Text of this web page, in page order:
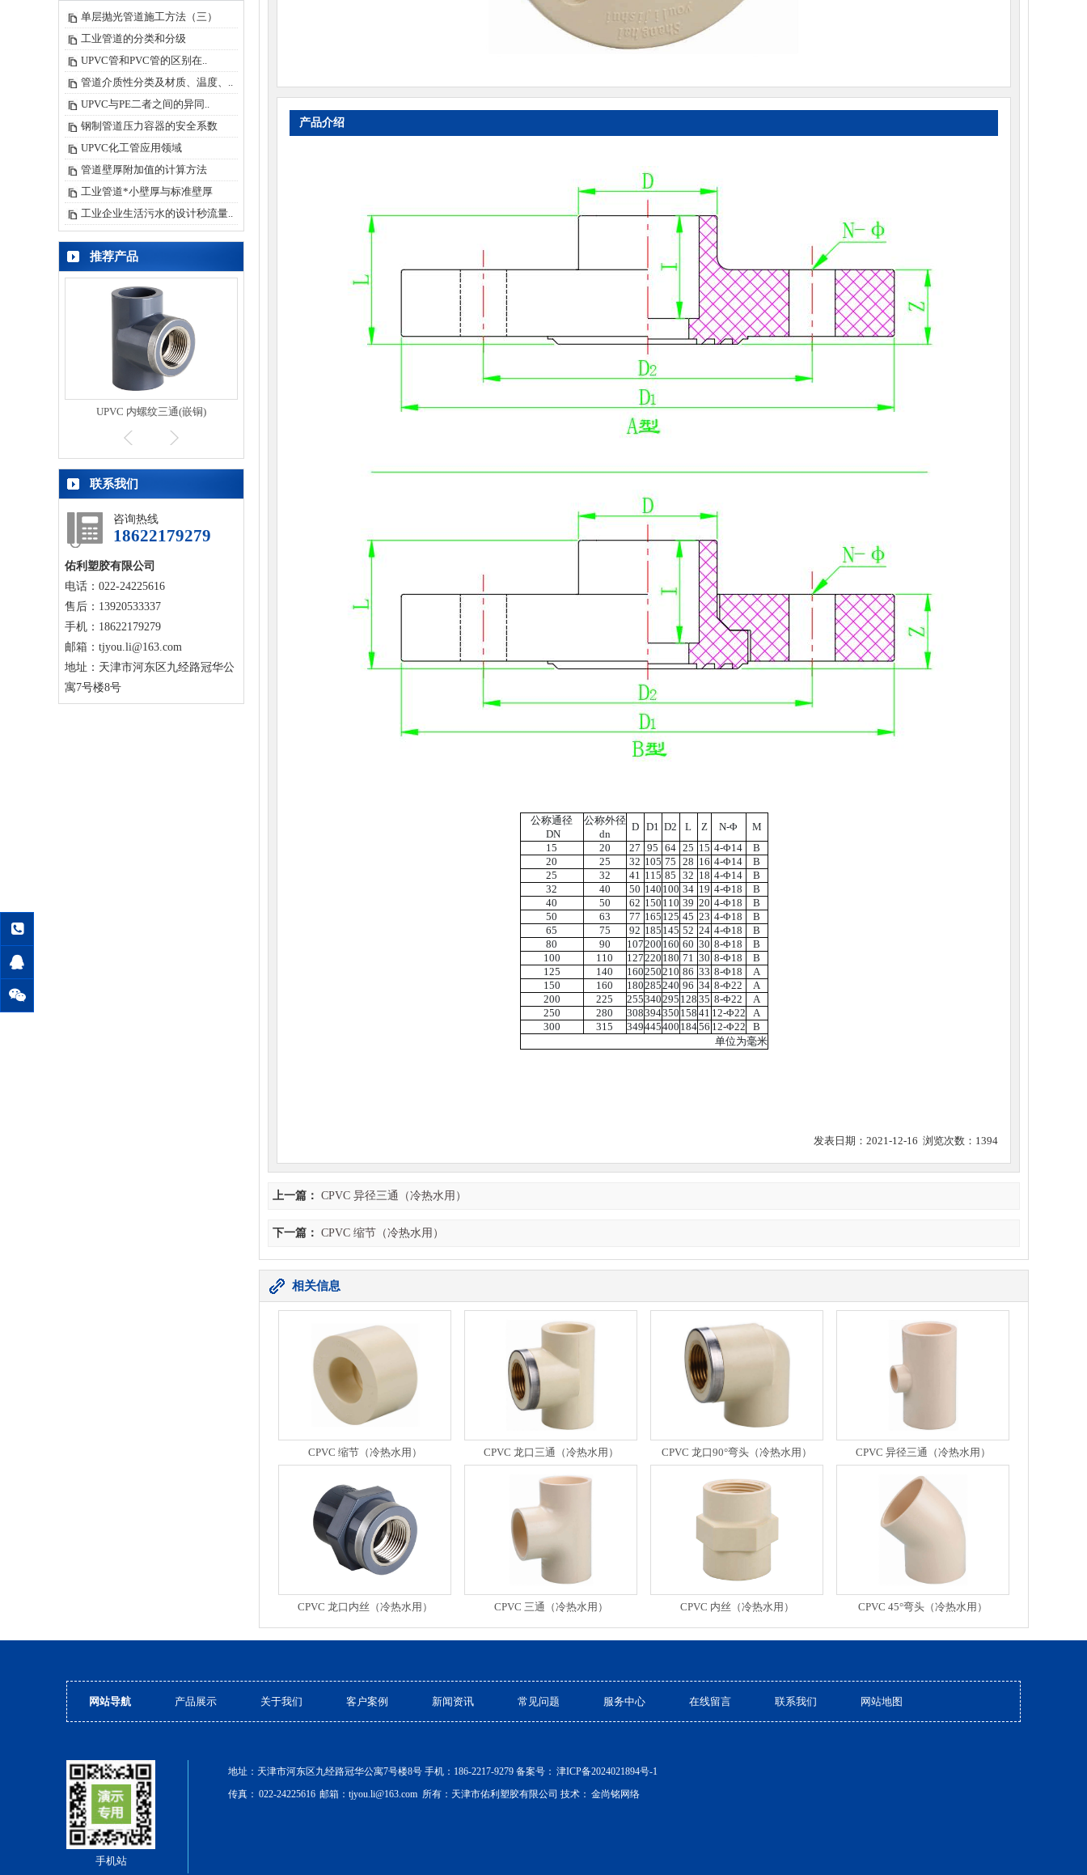
单层抛光管道施工方法（三）
工业管道的分类和分级
UPVC管和PVC管的区别在..
管道介质性分类及材质、温度、..
UPVC与PE二者之间的异同..
钢制管道压力容器的安全系数
UPVC化工管应用领域
管道壁厚附加值的计算方法
工业管道*小壁厚与标准壁厚
工业企业生活污水的设计秒流量..
推荐产品
UPVC 内螺纹三通(嵌铜) UPVC 内螺纹90°弯头(嵌铜) UPVC 内螺纹直接头(嵌铜) 工业用UPVC管材
联系我们
咨询热线
18622179279
佑利塑胶有限公司
电话：022-24225616
售后：13920533337
手机：18622179279
邮箱：tjyou.li@163.com
地址：天津市河东区九经路冠华公
寓7号楼8号
产品介绍
公称通径
DN
公称外径
dn
D D1 D2 L Z N-Φ
M
15
20 27 95 64 25 15 4-Φ14
B
20
25 32 105 75 28 16 4-Φ14
B
25
32 41 115 85 32 18 4-Φ14
B
32
40 50 140 100 34 19 4-Φ18
B
40
50 62 150 110 39 20 4-Φ18
B
50
63 77 165 125 45 23 4-Φ18
B
65
75 92 185 145 52 24 4-Φ18
B
80
90 107200 160 60 30 8-Φ18
B
100
110 127220 180 71 30 8-Φ18
B
125
140 160250210 86 33 8-Φ18
A
150
160 180285240 96 34 8-Φ22
A
200
225 255340295 128 35 8-Φ22
A
250
280 308394350 158 41 12-Φ22
A
300
315 349445400 18456 12-Φ22
B
单位为毫米
发表日期：2021-12-16 浏览次数：1394
上一篇： CPVC 异径三通（冷热水用）
下一篇： CPVC 缩节（冷热水用）
相关信息
CPVC 缩节（冷热水用） CPVC 龙口三通（冷热水用） CPVC 龙口90°弯头（冷热水用） CPVC 异径三通（冷热水用）
CPVC 龙口内丝（冷热水用） CPVC 三通（冷热水用） CPVC 内丝（冷热水用） CPVC 45°弯头（冷热水用）
网站导航 产品展示 关于我们 客户案例 新闻资讯 常见问题 服务中心 在线留言 联系我们 网站地图
手机站
地址：天津市河东区九经路冠华公寓7号楼8号 手机：186-2217-9279 备案号： 津ICP备2024021894号-1
传真： 022-24225616 邮箱：tjyou.li@163.com 所有：天津市佑利塑胶有限公司 技术： 金尚铭网络